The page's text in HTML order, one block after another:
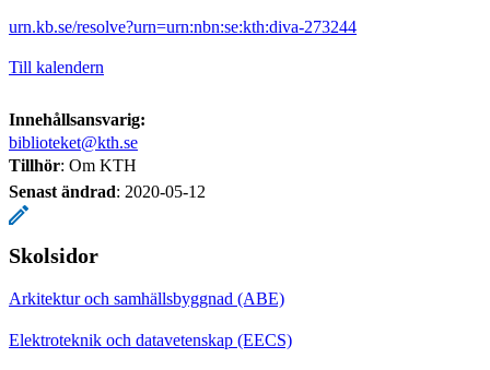
urn.kb.se/resolve?urn=urn:nbn:se:kth:diva-273244
Till kalendern
Innehållsansvarig:
biblioteket@kth.se
Tillhör: Om KTH
Senast ändrad: 2020-05-12
Skolsidor
Arkitektur och samhällsbyggnad (ABE)
Elektroteknik och datavetenskap (EECS)